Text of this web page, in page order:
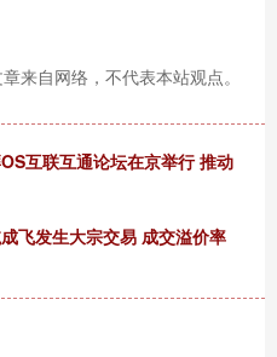
来自网络，不代表本站观点。
互联互通论坛在京举行 推动
飞发生大宗交易 成交溢价率